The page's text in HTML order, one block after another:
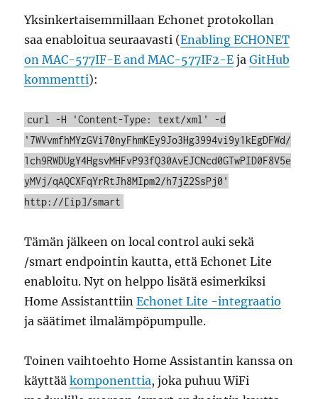
Yksinkertaisemmillaan Echonet protokollan
saa enabloitua seuraavasti (Enabling ECHONET
on MAC-577IF-E and MAC-577IF2-E jaGitHub
kommentti):
curl -H 'Content-Type: text/xml' -d
'7WVvmfhMYzGVi70nyFhmKEy9Jo3Hg3994vi9y1kEgDFWd/
1ch9RWDUgY4HgsvMHFvP93fQ30AvEJCNcd0GTwPID0F8V5e
yMVj/qAQCXFqYrRtJh8MIpm2/h7jZ2SsPj0'
http://[ip]/smart
Tämän jälkeen on local control auki sekä
/smart endpointin kautta, että Echonet Lite
enabloitu. Nyt on helppo lisätä esimerkiksi
Home AssistanttiinEchonet Lite -integraatio
ja säätimet ilmalämpöpumpulle.
Toinen vaihtoehto Home Assistantin kanssa on
käyttääkomponenttia, joka puhuu WiFi